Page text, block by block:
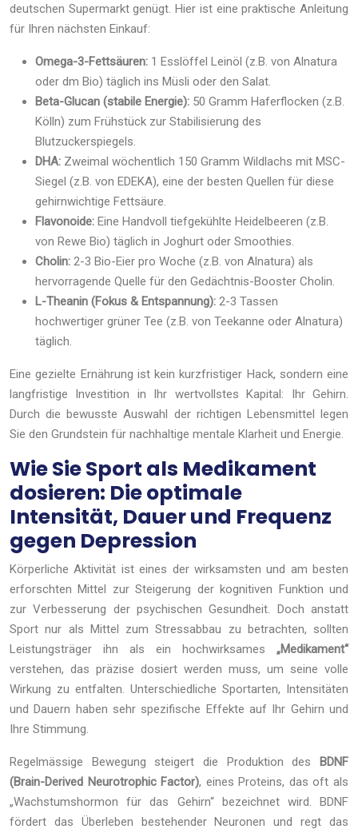
deutschen Supermarkt genügt. Hier ist eine praktische Anleitung
für Ihren nächsten Einkauf:
Omega-3-Fettsäuren: 1 Esslöffel Leinöl (z.B. von Alnatura
oder dm Bio) täglich ins Müsli oder den Salat.
Beta-Glucan (stabile Energie): 50 Gramm Haferflocken (z.B.
Kölln) zum Frühstück zur Stabilisierung des
Blutzuckerspiegels.
DHA: Zweimal wöchentlich 150 Gramm Wildlachs mit MSC-
Siegel (z.B. von EDEKA), eine der besten Quellen für diese
gehirnwichtige Fettsäure.
Flavonoide: Eine Handvoll tiefgekühlte Heidelbeeren (z.B.
von Rewe Bio) täglich in Joghurt oder Smoothies.
Cholin: 2-3 Bio-Eier pro Woche (z.B. von Alnatura) als
hervorragende Quelle für den Gedächtnis-Booster Cholin.
L-Theanin (Fokus & Entspannung): 2-3 Tassen
hochwertiger grüner Tee (z.B. von Teekanne oder Alnatura)
täglich.
Eine gezielte Ernährung ist kein kurzfristiger Hack, sondern eine
langfristige Investition in Ihr wertvollstes Kapital: Ihr Gehirn.
Durch die bewusste Auswahl der richtigen Lebensmittel legen
Sie den Grundstein für nachhaltige mentale Klarheit und Energie.
Wie Sie Sport als Medikament
dosieren: Die optimale
Intensität, Dauer und Frequenz
gegen Depression
Körperliche Aktivität ist eines der wirksamsten und am besten
erforschten Mittel zur Steigerung der kognitiven Funktion und
zur Verbesserung der psychischen Gesundheit. Doch anstatt
Sport nur als Mittel zum Stressabbau zu betrachten, sollten
Leistungsträger ihn als ein hochwirksames „Medikament“
verstehen, das präzise dosiert werden muss, um seine volle
Wirkung zu entfalten. Unterschiedliche Sportarten, Intensitäten
und Dauern haben sehr spezifische Effekte auf Ihr Gehirn und
Ihre Stimmung.
Regelmässige Bewegung steigert die Produktion des BDNF
(Brain-Derived Neurotrophic Factor), eines Proteins, das oft als
„Wachstumshormon für das Gehirn“ bezeichnet wird. BDNF
fördert das Überleben bestehender Neuronen und regt das